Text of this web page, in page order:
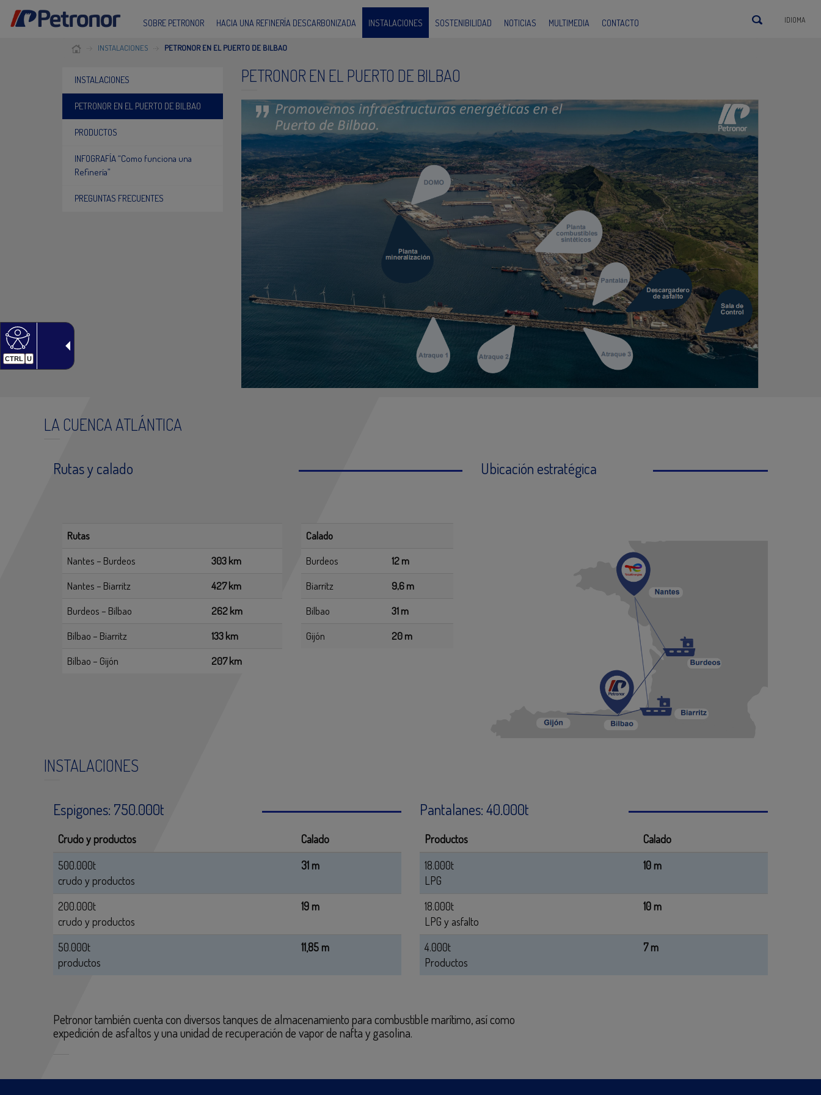
CTRL U
SOBRE PETRONOR HACIA UNA REFINERÍA DESCARBONIZADA INSTALACIONES SOSTENIBILIDAD NOTICIAS MULTIMEDIA CONTACTO IDIOMA
INSTALACIONES PETRONOR EN EL PUERTO DE BILBAO
INSTALACIONES
PETRONOR EN EL PUERTO DE BILBAO
PRODUCTOS
INFOGRAFÍA “Como funciona una
Refinería”
PREGUNTAS FRECUENTES
PETRONOR EN EL PUERTO DE BILBAO
LA CUENCA ATLÁNTICA
Ubicación estratégica
Rutas y calado
Rutas
Nantes – Burdeos
303 km
Nantes – Biarritz
427 km
Burdeos – Bilbao
262 km
Bilbao – Biarritz
133 km
Bilbao – Gijón
207 km
Calado
Burdeos
12 m
Biarritz
9,6 m
Bilbao
31 m
Gijón
20 m
INSTALACIONES
Espigones: 750.000t
Crudo y productos
Calado
500.000t
crudo y productos
31 m
200.000t
crudo y productos
19 m
50.000t
productos
11,85 m
Pantalanes: 40.000t
Productos
Calado
18.000t
LPG
10 m
18.000t
LPG y asfalto
10 m
4.000t
Productos
7 m
Petronor también cuenta con diversos tanques de almacenamiento para combustible marítimo, así como
expedición de asfaltos y una unidad de recuperación de vapor de nafta y gasolina.